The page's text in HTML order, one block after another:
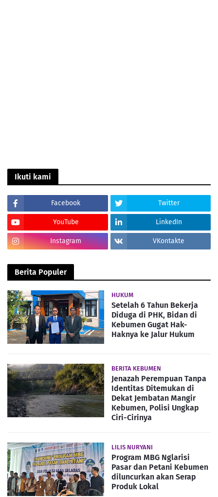
Ikuti kami
Facebook Twitter
YouTube LinkedIn
Instagram VKontakte
Berita Populer
HUKUM
Setelah 6 Tahun Bekerja
Diduga di PHK, Bidan di
Kebumen Gugat Hak-
Haknya ke Jalur Hukum
BERITA KEBUMEN
Jenazah Perempuan Tanpa
Identitas Ditemukan di
Dekat Jembatan Mangir
Kebumen, Polisi Ungkap
Ciri-Cirinya
LILIS NURYANI
Program MBG Nglarisi
Pasar dan Petani Kebumen
diluncurkan akan Serap
Produk Lokal